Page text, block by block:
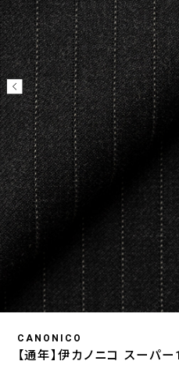
CANONICO
【通年】伊カノニコ スーパ